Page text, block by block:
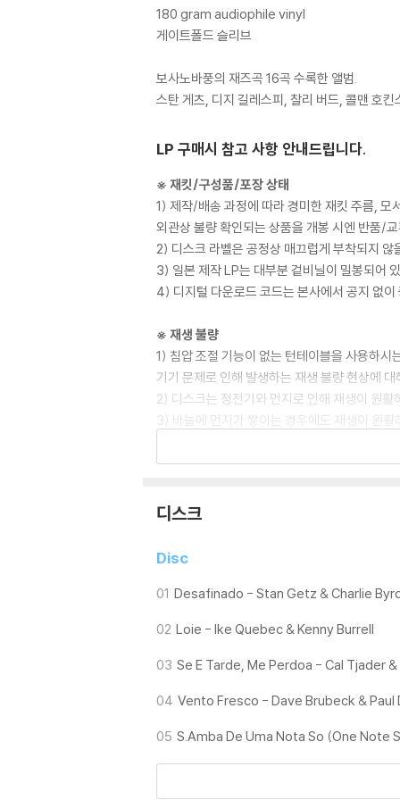
180 gram audiophile vinyl
게이트폴드 슬리브
보사노바풍의 재즈곡 16곡 수록한 앨범.
스탄 게츠, 디지 길레스피, 찰리 버드, 콜맨 호
LP 구매시 참고 사항 안내드립니다.
※ 재킷/구성품/포장 상태
1) 제작/배송 과정에 따라 경미한 재킷 주름, 모
외관상 불량 확인되는 상품을 개봉 시엔 반품/
2) 디스크 라벨은 공정상 매끄럽게 부착되지
3) 일본 제작 LP는 대부분 겉비닐이 밀봉되어
4) 디지털 다운로드 코드는 본사에서 공지 없이
※ 재생 불량
1) 침압 조절 기능이 없는 턴테이블을 사용하
기기 문제로 인해 발생하는 재생 불량 현상에
2) 디스크는 정전기와 먼지로 인해 재생이 원
3) 바늘에 먼지가 쌓이는 경우에도 재생이 원활
※ 디스크 외관 불량
재생이 불안정한 경우 스태빌라이저를 사용하
2) 재생 음역의 왜곡을 최소화 하고 반복 재생
는 전용 제품 등을 이용하여 센터 홀을 조정하
가능합니다
※ 컬러 디스크
아래에 해당하는 경우는 불량이 아니므로 개봉
1) 컬러 디스크는 웹 이미지와 실제 색상이 차
2) 컬러 디스크의 특성상 제작 공정시 앨범마다
※ 반품/교환 안내
디스크
Disc
01 Desafinado - Stan Getz & Charlie
02 Loie - Ike Quebec & Kenny Burrell
03 Se E Tarde, Me Perdoa - Cal Tjader
04 Vento Fresco - Dave Brubeck & Paul
05 S.Amba De Uma Nota So (One Note